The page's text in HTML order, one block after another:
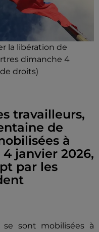
la libération de
dimanche 4
droits)
travailleurs,
de
à
janvier 2026,
par les
sont mobilisées à